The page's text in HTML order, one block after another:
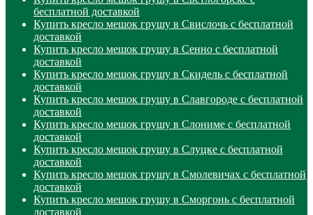
бесплатной доставкой
Купить кресло мешок грушу в Свислочь с бесплатной
доставкой
Купить кресло мешок грушу в Сенно с бесплатной
доставкой
Купить кресло мешок грушу в Скидель с бесплатной
доставкой
Купить кресло мешок грушу в Славгороде с бесплатной
доставкой
Купить кресло мешок грушу в Слониме с бесплатной
доставкой
Купить кресло мешок грушу в Слуцке с бесплатной
доставкой
Купить кресло мешок грушу в Смолевичах с бесплатной
доставкой
Купить кресло мешок грушу в Сморгонь с бесплатной
доставкой